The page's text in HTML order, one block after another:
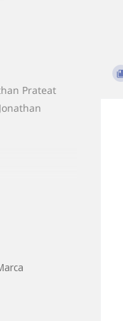
Prateat
Jonathan